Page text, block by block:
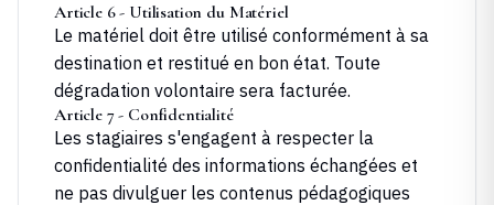
Article 6 - Utilisation du Matériel
Le matériel doit être utilisé conformément à sa
destination et restitué en bon état. Toute
dégradation volontaire sera facturée.
Article 7 - Confidentialité
Les stagiaires s'engagent à respecter la
confidentialité des informations échangées et
ne pas divulguer les contenus pédagogiques